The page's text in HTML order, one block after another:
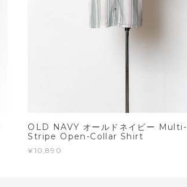
OLD NAVY オールドネイビー Multi-
Stripe Open-Collar Shirt
¥10,890